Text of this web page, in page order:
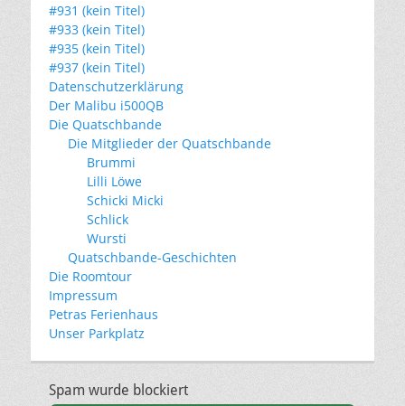
#931 (kein Titel)
#933 (kein Titel)
#935 (kein Titel)
#937 (kein Titel)
Datenschutzerklärung
Der Malibu i500QB
Die Quatschbande
Die Mitglieder der Quatschbande
Brummi
Lilli Löwe
Schicki Micki
Schlick
Wursti
Quatschbande-Geschichten
Die Roomtour
Impressum
Petras Ferienhaus
Unser Parkplatz
Spam wurde blockiert